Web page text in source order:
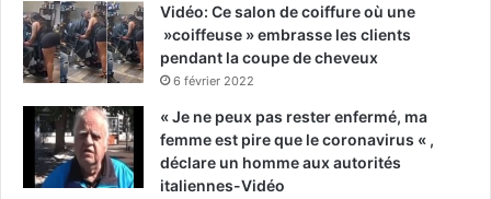
Vidéo: Ce salon de coiffure où une
»coiffeuse » embrasse les clients
pendant la coupe de cheveux
6 février 2022
« Je ne peux pas rester enfermé, ma
femme est pire que le coronavirus « ,
déclare un homme aux autorités
italiennes-Vidéo